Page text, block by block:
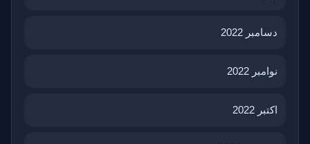
دسامبر 2022
نوامبر 2022
اکتبر 2022